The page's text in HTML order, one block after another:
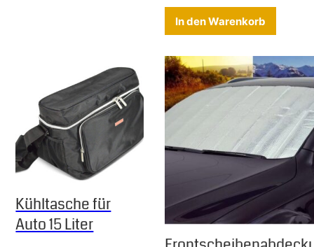
In den Warenkorb
Kühltasche für
Auto 15 Liter